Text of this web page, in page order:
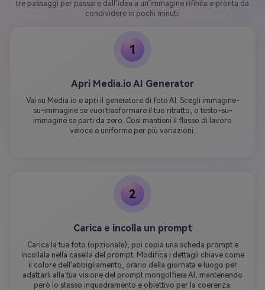
tre passaggi per passare dall’idea a un’immagine rifinita e pronta da
condividere in pochi minuti.
1
Apri Media.io AI Generator
Vai su Media.io e apri il generatore di foto AI. Scegli immagine-
su-immagine se vuoi trasformare il tuo ritratto, o testo-su-
immagine se parti da zero. Così mantieni il flusso di lavoro
veloce e uniforme per più variazioni.
2
Carica e incolla un prompt
Carica la tua foto (opzionale), poi copia una scheda prompt e
incollala nella casella del prompt. Modifica i dettagli chiave come
il colore dell'abbigliamento, orario della giornata e luogo per
adattarli alla tua visione del prompt mongolfiera AI, mantenendo
però lo stesso inquadramento e obiettivo per la coerenza.